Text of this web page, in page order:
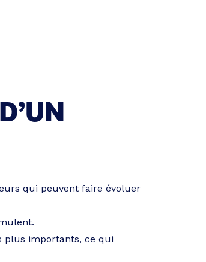
qui peuvent faire évoluer
plus importants, ce qui